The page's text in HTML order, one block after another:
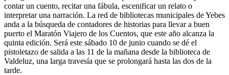
contar un cuento, recitar una fábula, escenificar un relato o
interpretar una narración. La red de bibliotecas municipales de Yebes
anda a la búsqueda de contadores de historias para llevar a buen
puerto el Maratón Viajero de los Cuentos, que este año alcanza la
quinta edición. Será este sábado 10 de junio cuando se dé el
pistoletazo de salida a las 11 de la mañana desde la biblioteca de
Valdeluz, una larga travesía que se prolongará hasta las dos de la
tarde.